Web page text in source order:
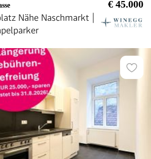
€ 45.000
Nähe Naschmarkt |